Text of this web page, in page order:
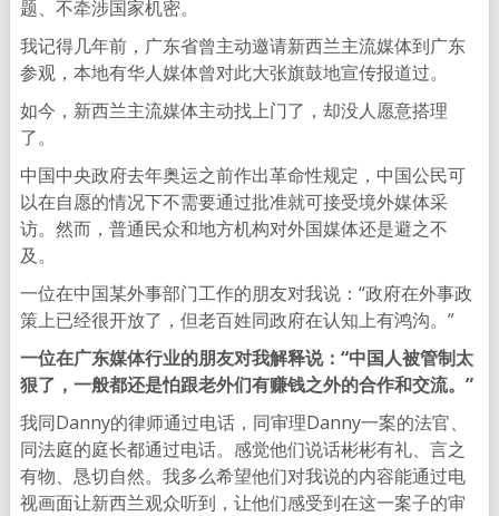
题、不牵涉国家机密。
我记得几年前，广东省曾主动邀请新西兰主流媒体到广东
参观，本地有华人媒体曾对此大张旗鼓地宣传报道过。
如今，新西兰主流媒体主动找上门了，却没人愿意搭理
了。
中国中央政府去年奥运之前作出革命性规定，中国公民可
以在自愿的情况下不需要通过批准就可接受境外媒体采
访。然而，普通民众和地方机构对外国媒体还是避之不
及。
一位在中国某外事部门工作的朋友对我说：“政府在外事政
策上已经很开放了，但老百姓同政府在认知上有鸿沟。”
一位在广东媒体行业的朋友对我解释说：“中国人被管制太
狠了，一般都还是怕跟老外们有赚钱之外的合作和交流。”
我同Danny的律师通过电话，同审理Danny一案的法官、
同法庭的庭长都通过电话。感觉他们说话彬彬有礼、言之
有物、恳切自然。我多么希望他们对我说的内容能通过电
视画面让新西兰观众听到，让他们感受到在这一案子的审